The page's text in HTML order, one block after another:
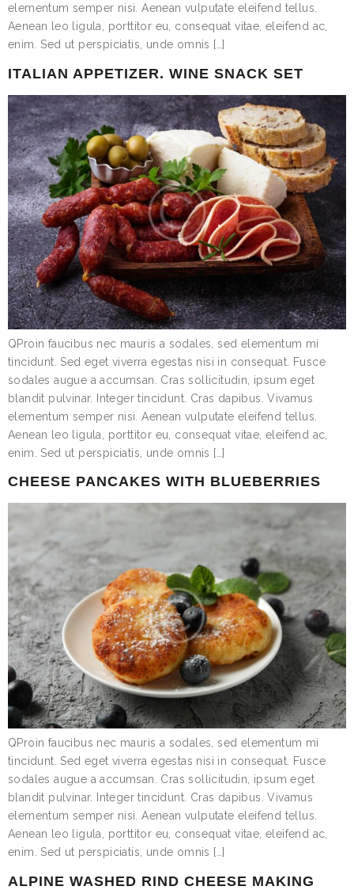
elementum semper nisi. Aenean vulputate eleifend tellus.
Aenean leo ligula, porttitor eu, consequat vitae, eleifend ac,
enim. Sed ut perspiciatis, unde omnis […]
ITALIAN APPETIZER. WINE SNACK SET
QProin faucibus nec mauris a sodales, sed elementum mi
tincidunt. Sed eget viverra egestas nisi in consequat. Fusce
sodales augue a accumsan. Cras sollicitudin, ipsum eget
blandit pulvinar. Integer tincidunt. Cras dapibus. Vivamus
elementum semper nisi. Aenean vulputate eleifend tellus.
Aenean leo ligula, porttitor eu, consequat vitae, eleifend ac,
enim. Sed ut perspiciatis, unde omnis […]
CHEESE PANCAKES WITH BLUEBERRIES
QProin faucibus nec mauris a sodales, sed elementum mi
tincidunt. Sed eget viverra egestas nisi in consequat. Fusce
sodales augue a accumsan. Cras sollicitudin, ipsum eget
blandit pulvinar. Integer tincidunt. Cras dapibus. Vivamus
elementum semper nisi. Aenean vulputate eleifend tellus.
Aenean leo ligula, porttitor eu, consequat vitae, eleifend ac,
enim. Sed ut perspiciatis, unde omnis […]
ALPINE WASHED RIND CHEESE MAKING